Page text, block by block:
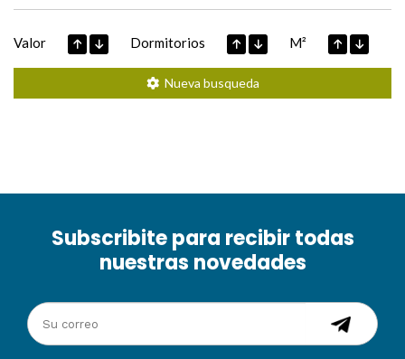
Valor Dormitorios M²
Nueva busqueda
Subscribite para recibir todas
nuestras novedades